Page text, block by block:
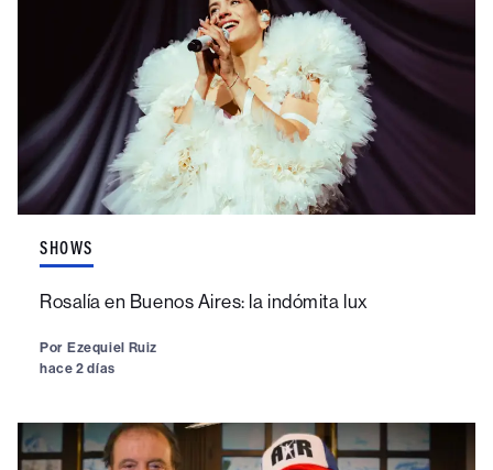
SHOWS
Rosalía en Buenos Aires: la indómita lux
Por Ezequiel Ruiz
hace 2 días